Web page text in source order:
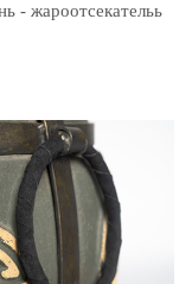
- жароотсекательь